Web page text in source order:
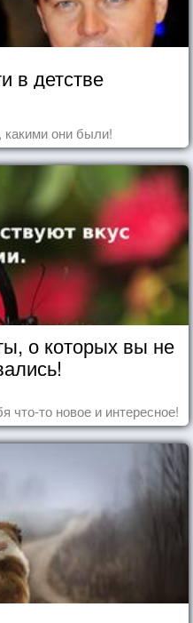
в детстве
какими они были!
о которых вы не
что-то новое и интересное!